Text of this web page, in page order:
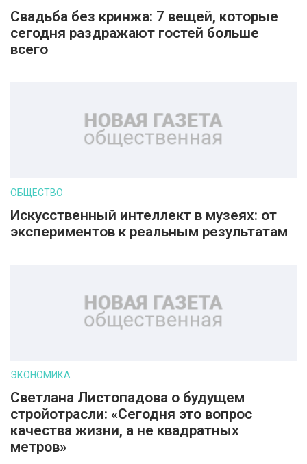
Свадьба без кринжа: 7 вещей, которые
сегодня раздражают гостей больше
всего
ОБЩЕСТВО
Искусственный интеллект в музеях: от
экспериментов к реальным результатам
ЭКОНОМИКА
Светлана Листопадова о будущем
стройотрасли: «Сегодня это вопрос
качества жизни, а не квадратных
метров»